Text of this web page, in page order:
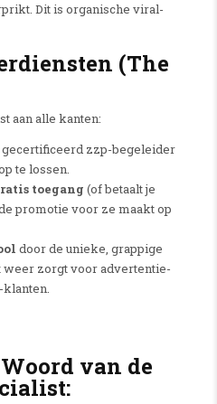
Dit is organische viral-
(The
aan alle kanten:
gecertificeerd zzp-begeleider
te lossen.
toegang (of betaalt je
promotie voor ze maakt op
door de unieke, grappige
weer zorgt voor advertentie-
van de